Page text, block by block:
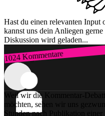
Hast du einen relevanten Input
kannst uns dein Anliegen
Diskussion wird geladen...
1024 Kommentare
Zum Login
Weil wir die Kommentar-
möchten, sehen wir uns
Stunden nach Publikation